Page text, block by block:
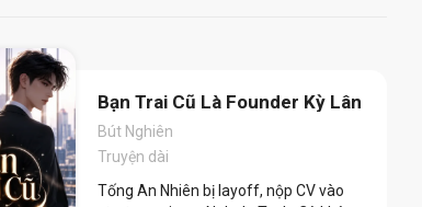
Bạn Trai Cũ Là Founder Kỳ Lân
Bút Nghiên
Truyện dài
Tống An Nhiên bị layoff, nộp CV vào